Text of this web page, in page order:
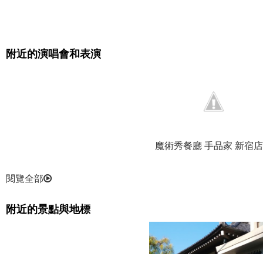
附近的演唱會和表演
魔術秀餐廳 手品家 新宿店
閱覽全部
附近的景點與地標